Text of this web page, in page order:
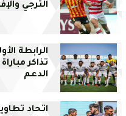
الترجي
الرابطة
تذاكر
الدعم
اتحاد